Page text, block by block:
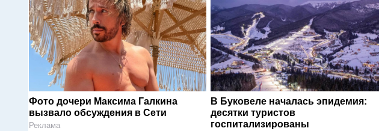
Фото дочери Максима Галкина
вызвало обсуждения в Сети
Реклама
В Буковеле началась эпидемия:
десятки туристов
госпитализированы